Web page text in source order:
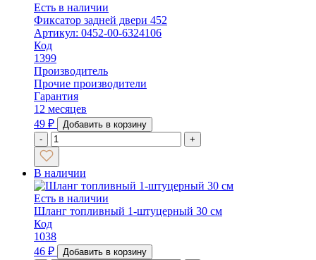
Есть в наличии
Фиксатор задней двери 452
Артикул: 0452-00-6324106
Код
1399
Производитель
Прочие производители
Гарантия
12 месяцев
49 ₽
Добавить в корзину
-
+
В наличии
Есть в наличии
Шланг топливный 1-штуцерный 30 см
Код
1038
46 ₽
Добавить в корзину